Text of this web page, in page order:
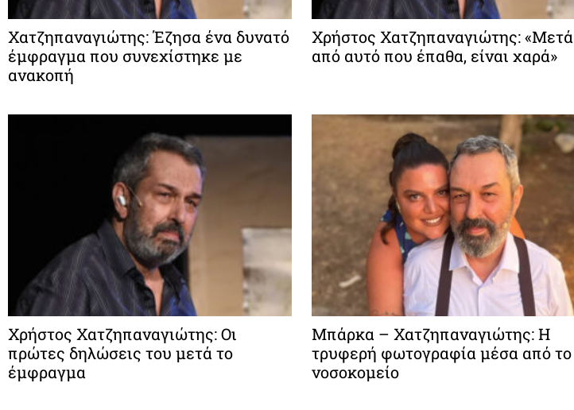
Χατζηπαναγιώτης: Έζησα ένα δυνατό
έμφραγμα που συνεχίστηκε με
ανακοπή
Χρήστος Χατζηπαναγιώτης: «Μετά
από αυτό που έπαθα, είναι χαρά»
Χρήστος Χατζηπαναγιώτης: Οι
πρώτες δηλώσεις του μετά το
έμφραγμα
Μπάρκα – Χατζηπαναγιώτης: Η
τρυφερή φωτογραφία μέσα από το
νοσοκομείο